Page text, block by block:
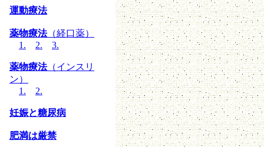
運動療法
薬物療法（経口薬）
1.
2. 3.
薬物療法（インスリ
ン）
1.
2.
妊娠と糖尿病
肥満は厳禁